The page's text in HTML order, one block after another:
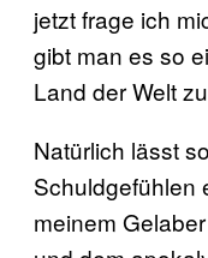
jetzt frage ich
gibt man es so
Land der Welt
Natürlich lässt
Schuldgefühlen
meinem